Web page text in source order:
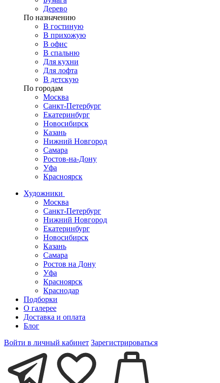
Дерево
По назначению
В гостиную
В прихожую
В офис
В спальню
Для кухни
Для лофта
В детскую
По городам
Москва
Санкт-Петербург
Екатеринбург
Новосибирск
Казань
Нижний Новгород
Самара
Ростов-на-Дону
Уфа
Красноярск
Художники
Москва
Санкт-Петербург
Нижний Новгород
Екатеринбург
Новосибирск
Казань
Самара
Ростов на Дону
Уфа
Красноярск
Краснодар
Подборки
О галерее
Доставка и оплата
Блог
Войти в личный кабинет Зарегистрироваться